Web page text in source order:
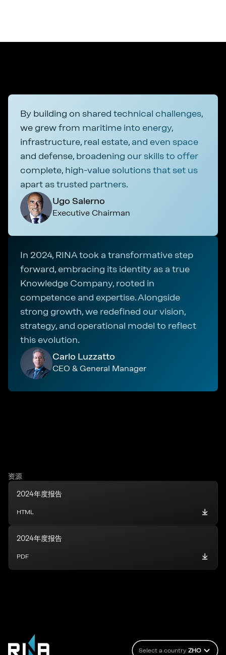
By building on shared technical challenges,
we grew from maritime into energy,
infrastructure, real estate, and even space
and defense, broadening our skills to offer
complete, high-value solutions that set us
apart as trusted partners.
Ugo Salerno
Executive Chairman
In 2024, RINA took a transformative step
forward, embracing its identity as a true
Knowledge Company, rooted in
competence and expertise. Alongside
strong growth, we redefined our vision,
strategy, and operational model to reflect
this evolution.
Carlo Luzzatto
CEO & General Manager
资源
2024年度报告
HTML
2024年度报告
PDF
Select a country ZHO